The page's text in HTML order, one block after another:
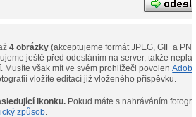
4 obrázky (akceptujeme formát JPEG, GIF a
ještě před odesláním na server, takže
již žádné velikostní omezení. Musíte však mít ve svém prohlížeči povolen
vložíte editací již vloženého příspěvku.
ikonku.
způsob.